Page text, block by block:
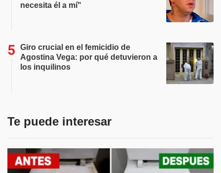
necesita él a mí"
Giro crucial en el femicidio de
Agostina Vega: por qué detuvieron a
los inquilinos
Te puede interesar